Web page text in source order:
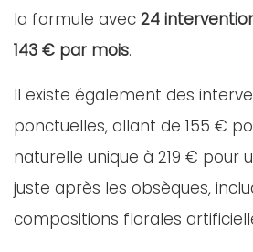
la formule avec 24
143 € par mois.
Il existe également des
ponctuelles, allant de 155 €
naturelle unique à 219 € pour
juste après les obsèques,
compositions florales